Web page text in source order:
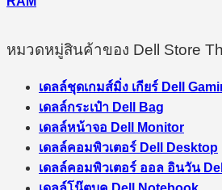
หมวดหมู่สินค้าของ Dell Store
เดลล์ชุดเกมส์มิ่ง เกียร์ Dell
เดลล์กระเป๋า Dell Bag
เดลล์หน้าจอ Dell Monitor
เดลล์คอมพิวเตอร์ Dell Desktop
เดลล์คอมพิวเตอร์ ออล อินวัน